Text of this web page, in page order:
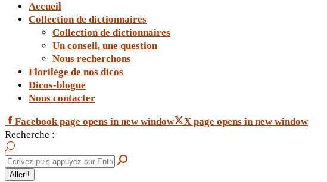
Accueil
Collection de dictionnaires
Collection de dictionnaires
Un conseil, une question
Nous recherchons
Florilège de nos dicos
Dicos-blogue
Nous contacter
Facebook page opens in new window
X page opens in new window
Recherche :